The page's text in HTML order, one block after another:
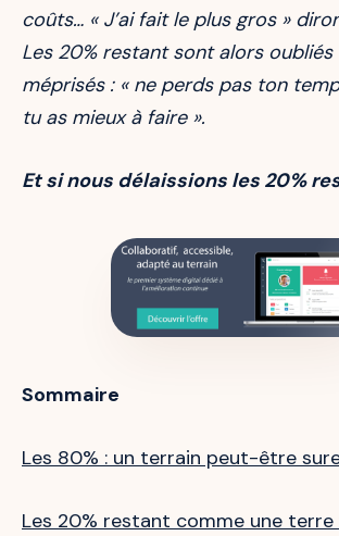
coûts… « J’ai fait le plus gros »
Les 20% restant sont alors oubliés
méprisés : « ne perds pas ton
tu as mieux à faire ».
Et si nous délaissions les 20%
Sommaire
Les 80% : un terrain peut-être
Les 20% restant comme une terre